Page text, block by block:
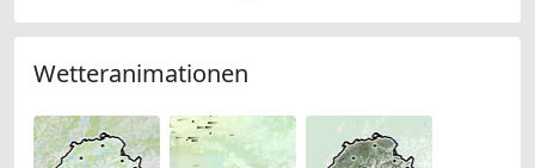
Wetteranimationen